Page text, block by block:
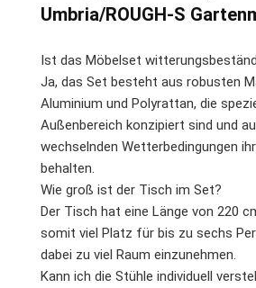
Umbria/ROUGH-S
Ist das Möbelset
Ja, das Set besteht aus robusten
Aluminium und Polyrattan, die
Außenbereich konzipiert sind und
wechselnden Wetterbedingungen
behalten.
Wie groß ist der Tisch im Set?
Der Tisch hat eine Länge von 220
somit viel Platz für bis zu sechs
dabei zu viel Raum einzunehmen.
Kann ich die Stühle individuell